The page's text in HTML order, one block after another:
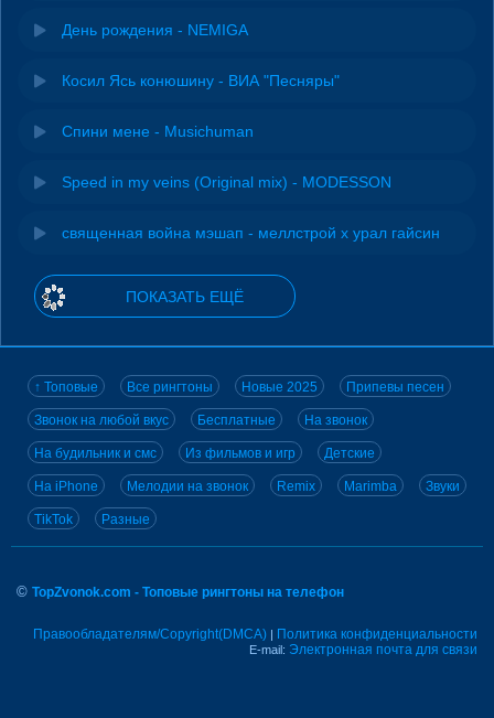
День рождения - NEMIGA
Косил Ясь конюшину - ВИА "Песняры"
Спини мене - Musichuman
Speed in my veins (Original mix) - MODESSON
священная война мэшап - меллстрой х урал гайсин
ПОКАЗАТЬ ЕЩЁ
↑ Топовые Все рингтоны Новые 2025 Припевы песен
Звонок на любой вкус Бесплатные На звонок
На будильник и смс Из фильмов и игр Детские
На iPhone Мелодии на звонок Remix Marimba Звуки
TikTok Разные
© TopZvonok.com - Топовые рингтоны на телефон
Правообладателям/Copyright(DMCA) | Политика конфиденциальности
E-mail: Электронная почта для связи